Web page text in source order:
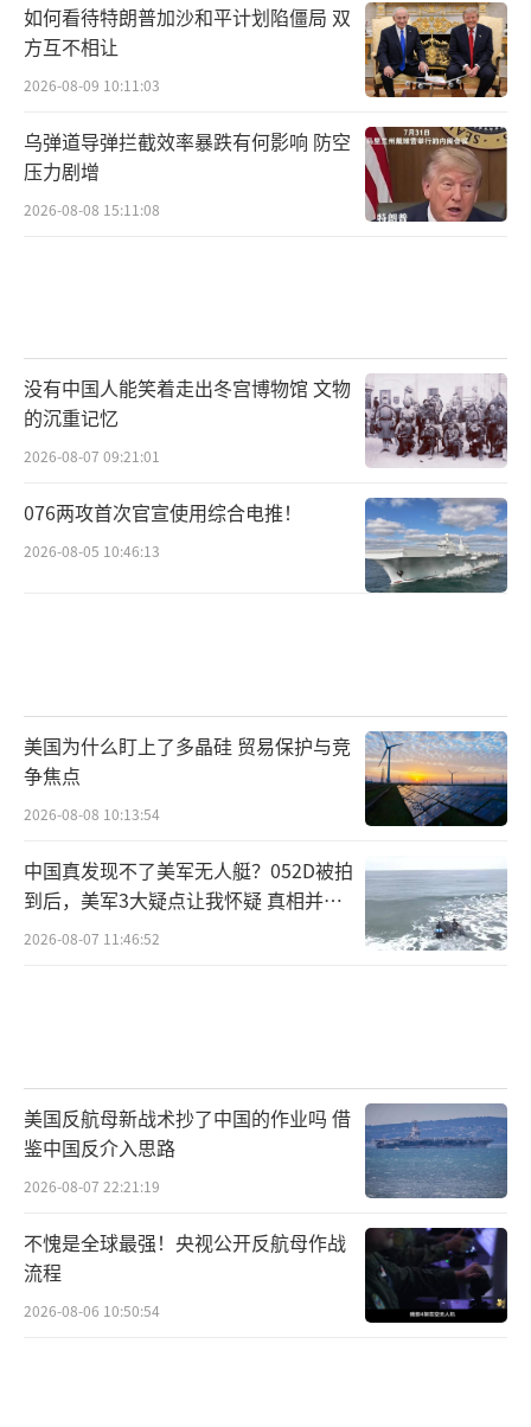
如何看待特朗普加沙和平计划陷僵局 双
方互不相让
2026-08-09 10:11:03
乌弹道导弹拦截效率暴跌有何影响 防空
压力剧增
2026-08-08 15:11:08
没有中国人能笑着走出冬宫博物馆 文物
的沉重记忆
2026-08-07 09:21:01
076两攻首次官宣使用综合电推！
2026-08-05 10:46:13
美国为什么盯上了多晶硅 贸易保护与竞
争焦点
2026-08-08 10:13:54
中国真发现不了美军无人艇？052D被拍
到后，美军3大疑点让我怀疑 真相并非
如此
2026-08-07 11:46:52
美国反航母新战术抄了中国的作业吗 借
鉴中国反介入思路
2026-08-07 22:21:19
不愧是全球最强！央视公开反航母作战
流程
2026-08-06 10:50:54